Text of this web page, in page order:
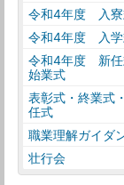
令和4年度 入
令和4年度 入
令和4年度 新任
始業式
表彰式・終業式
任式
職業理解ガイダ
壮行会